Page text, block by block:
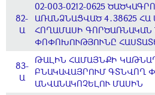
82-
Ա
02-003-0212-0625
ԱՌԱՆՁՆԱՑՎԱԾ 4․38625
ՀՈՂԱՄԱՍԻ ԳՈՐԾԱՌՆԱԿԱՆ
ՓՈՓՈԽՈՒԹՅՈՒՆԸ
83-
Ա
ԹԱԼԻՆ ՀԱՄԱՅՆՔԻ
ԲՆԱԿԱՎԱՅՐՈՒՄ ԳՏՆՎՈՂ
ԱՆՎԱՆԱԿՈՉԵԼՈՒ ՄԱՍԻՆ